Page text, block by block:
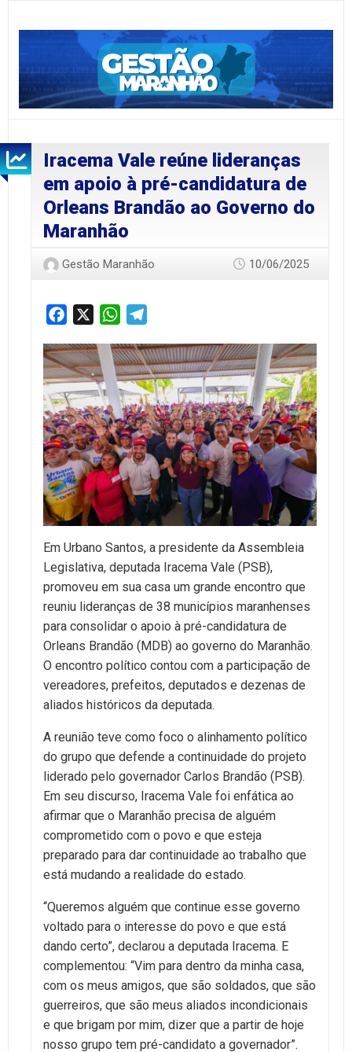
Iracema Vale reúne lideranças
em apoio à pré-candidatura de
Orleans Brandão ao Governo do
Maranhão
Gestão Maranhão 10/06/2025
Facebook WhatsApp
Em Urbano Santos, a presidente da Assembleia
Legislativa, deputada Iracema Vale (PSB),
promoveu em sua casa um grande encontro que
reuniu lideranças de 38 municípios maranhenses
para consolidar o apoio à pré-candidatura de
Orleans Brandão (MDB) ao governo do Maranhão.
O encontro político contou com a participação de
vereadores, prefeitos, deputados e dezenas de
aliados históricos da deputada.
A reunião teve como foco o alinhamento político
do grupo que defende a continuidade do projeto
liderado pelo governador Carlos Brandão (PSB).
Em seu discurso, Iracema Vale foi enfática ao
afirmar que o Maranhão precisa de alguém
comprometido com o povo e que esteja
preparado para dar continuidade ao trabalho que
está mudando a realidade do estado.
“Queremos alguém que continue esse governo
voltado para o interesse do povo e que está
dando certo”, declarou a deputada Iracema. E
complementou: “Vim para dentro da minha casa,
com os meus amigos, que são soldados, que são
guerreiros, que são meus aliados incondicionais
e que brigam por mim, dizer que a partir de hoje
nosso grupo tem pré-candidato a governador”.